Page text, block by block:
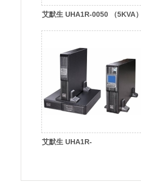
艾默生 UHA1R-0050 （5KVA
艾默生 UHA1R-